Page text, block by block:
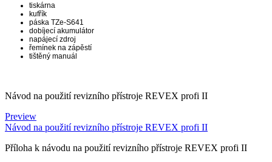
tiskárna
kufřík
páska TZe-S641
dobíjecí akumulátor
napájecí zdroj
řemínek na zápěstí
tištěný manuál
Návod na použití revizního přístroje REVEX profi II
Preview
Návod na použití revizního přístroje REVEX profi II
Příloha k návodu na použití revizního přístroje REVEX profi II